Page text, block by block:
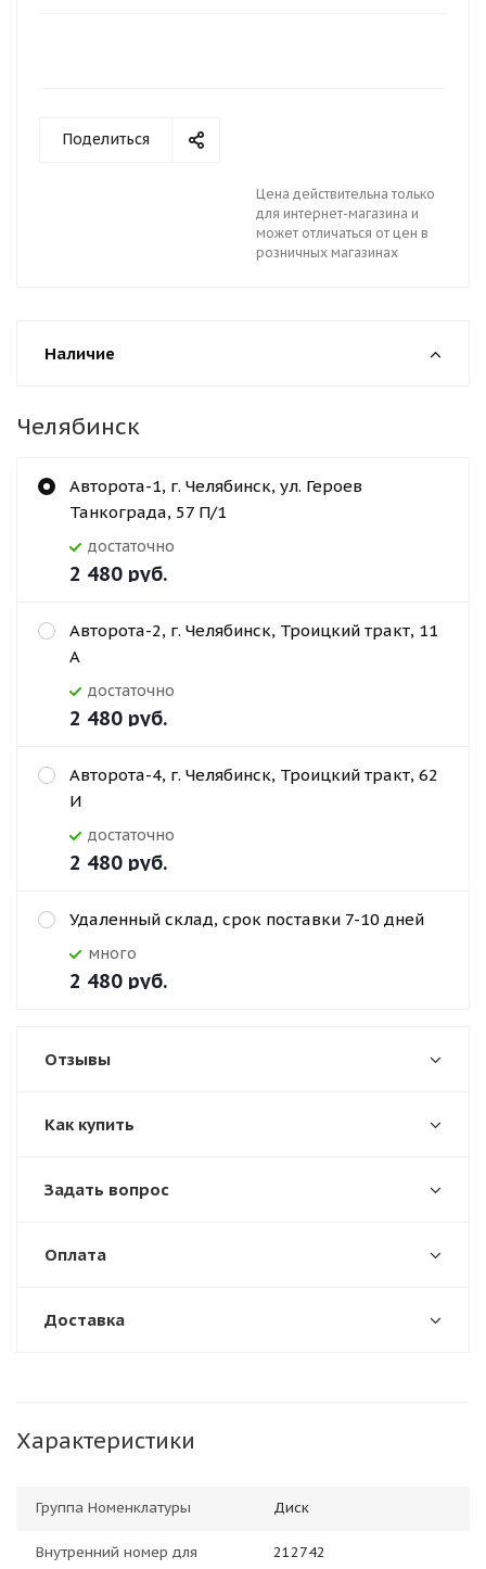
Поделиться
Цена действительна только
для интернет-магазина и
может отличаться от цен в
розничных магазинах
Наличие
Челябинск
Авторота-1, г. Челябинск, ул. Героев
Танкограда, 57 П/1
Достаточно
2 480 руб.
Авторота-2, г. Челябинск, Троицкий тракт, 11
А
Достаточно
2 480 руб.
Авторота-4, г. Челябинск, Троицкий тракт, 62
И
Достаточно
2 480 руб.
Удаленный склад, срок поставки 7-10 дней
Много
2 480 руб.
Отзывы
Как купить
Задать вопрос
Оплата
Доставка
Характеристики
Группа Номенклатуры Диск
Внутренний номер для 212742